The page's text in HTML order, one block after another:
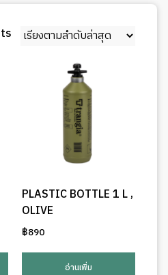
Sorted
PLASTIC BOTTLE 1 L ,
OLIVE
฿890
อ่านเพิ่ม